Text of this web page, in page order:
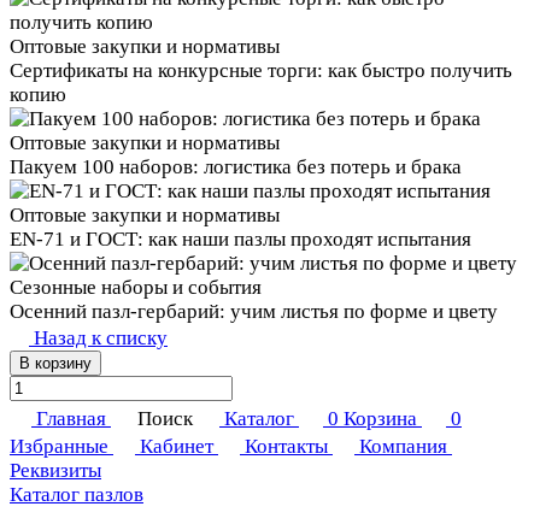
Оптовые закупки и нормативы
Сертификаты на конкурсные торги: как быстро получить
копию
Оптовые закупки и нормативы
Пакуем 100 наборов: логистика без потерь и брака
Оптовые закупки и нормативы
EN‑71 и ГОСТ: как наши пазлы проходят испытания
Сезонные наборы и события
Осенний пазл-гербарий: учим листья по форме и цвету
Назад к списку
В корзину
Главная Поиск Каталог 0 Корзина
0
Избранные
Кабинет Контакты
Компания
Реквизиты
Каталог пазлов